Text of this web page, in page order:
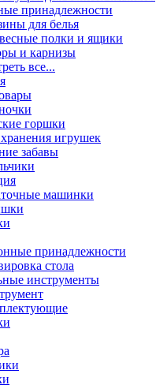
принадлежности
для белья
полки и ящики
и карнизы
все...
горшки
игрушек
забавы
машинки
принадлежности
стола
инструменты